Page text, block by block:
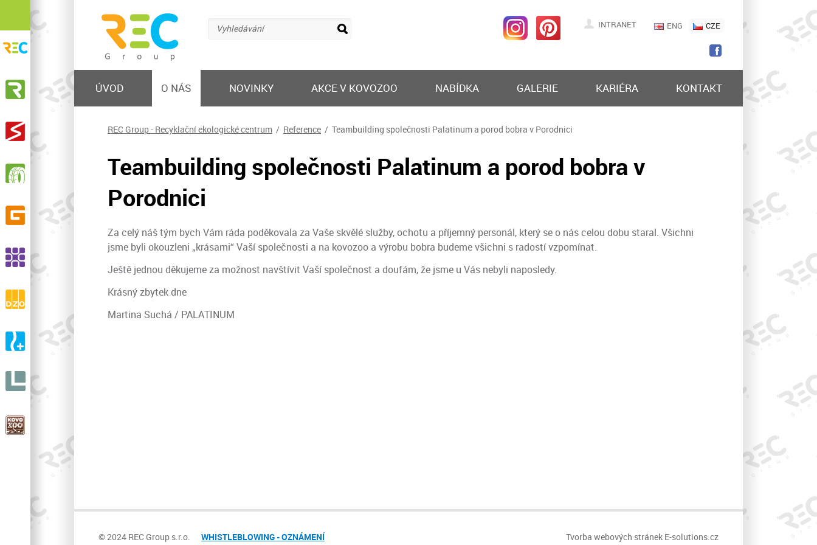
ÚVOD O NÁS NOVINKY AKCE V KOVOZOO NABÍDKA GALERIE KARIÉRA KONTAKT
INTRANET
Vyhledávání ENG CZE
REC Group - Recyklační ekologické centrum / Reference / Teambuilding společnosti Palatinum a porod bobra v Porodnici
Teambuilding společnosti Palatinum a porod bobra v
Porodnici
Za celý náš tým bych Vám ráda poděkovala za Vaše skvělé služby, ochotu a příjemný personál, který se o nás celou dobu staral. Všichni
jsme byli okouzleni „krásami“ Vaší společnosti a na kovozoo a výrobu bobra budeme všichni s radostí vzpomínat.
Ještě jednou děkujeme za možnost navštívit Vaší společnost a doufám, že jsme u Vás nebyli naposledy.
Krásný zbytek dne
Martina Suchá / PALATINUM
© 2024 REC Group s.r.o. WHISTLEBLOWING - OZNÁMENÍ Tvorba webových stránek E-solutions.cz
Recyklační ekologické centrum
KOVOSTEEL Recycling, s.r.o.
Výkup železa a barevných kovů, prodej hutního
materiálu, nakládání s odpadem
Výkup a zpracování elektroodpadu
výroba pryžového granulátu a dalších produktů
GELPO s.r.o.
Výroba a prodej pryžových výrobků
Recyklace pryží, výroba EPDM granulátu a SBR
drásaniny
A-ORTO s.r.o.
Výroba a prodej ortopedické protetiky
s.r.o.